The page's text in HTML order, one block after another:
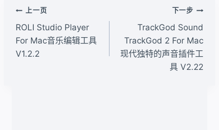
签：
文
章
导
航
上一页
ROLI Studio Player
For Mac音乐编辑工具
V1.2.2
下一步
TrackGod Sound
TrackGod 2 For Mac
现代独特的声音插件工
具 V2.22